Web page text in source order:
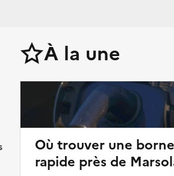
À la une
Où trouver une
rapide près de